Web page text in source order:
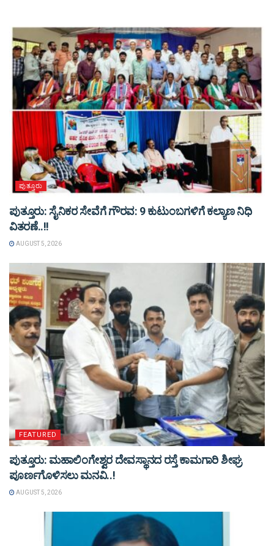
ಪುತ್ತೂರು
ಪುತ್ತೂರು: ಸೈನಿಕರ ಸೇವೆಗೆ ಗೌರವ: 9 ಕುಟುಂಬಗಳಿಗೆ ಕಲ್ಯಾಣ ನಿಧಿ
ವಿತರಣೆ..!!
AUGUST 5, 2026
FEATURED
ಪುತ್ತೂರು: ಮಹಾಲಿಂಗೇಶ್ವರ ದೇವಸ್ಥಾನದ ರಸ್ತೆ ಕಾಮಗಾರಿ ಶೀಘ್ರ
ಪೂರ್ಣಗೊಳಿಸಲು ಮನವಿ..!
AUGUST 5, 2026